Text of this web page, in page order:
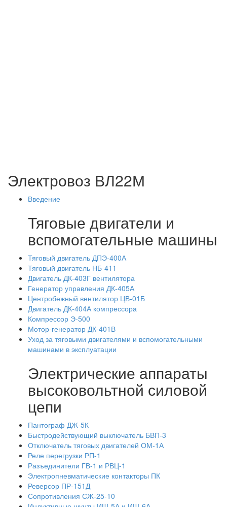
Электровоз ВЛ22М
Введение
Тяговые двигатели и
вспомогательные машины
Тяговый двигатель ДПЭ-400А
Тяговый двигатель НБ-411
Двигатель ДК-403Г вентилятора
Генератор управления ДК-405А
Центробежный вентилятор ЦВ-01Б
Двигатель ДК-404А компрессора
Компрессор Э-500
Мотор-генератор ДК-401В
Уход за тяговыми двигателями и вспомогательными
машинами в эксплуатации
Электрические аппараты
высоковольтной силовой
цепи
Пантограф ДЖ-5К
Быстродействующий выключатель БВП-3
Отключатель тяговых двигателей ОМ-1А
Реле перегрузки РП-1
Разъединители ГВ-1 и РВЦ-1
Электропневматические контакторы ПК
Реверсор ПР-151Д
Сопротивления СЖ-25-10